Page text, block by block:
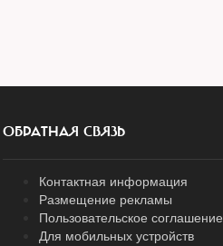
ОБРАТНАЯ СВЯЗЬ
Контактная информация
Размещение рекламы
Пользовательское соглашение
Для мобильных устройств